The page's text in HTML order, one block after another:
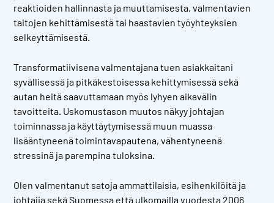
reaktioiden hallinnasta ja muuttamisesta, valmentavien
taitojen kehittämisestä tai haastavien työyhteyksien
selkeyttämisestä.
Transformatiivisena valmentajana tuen asiakkaitani
syvällisessä ja pitkäkestoisessa kehittymisessä sekä
autan heitä saavuttamaan myös lyhyen aikavälin
tavoitteita. Uskomustason muutos näkyy johtajan
toiminnassa ja käyttäytymisessä muun muassa
lisääntyneenä toimintavapautena, vähentyneenä
stressinä ja parempina tuloksina.
Olen valmentanut satoja ammattilaisia, esihenkilöitä ja
johtajia sekä Suomessa että ulkomailla vuodesta 2006